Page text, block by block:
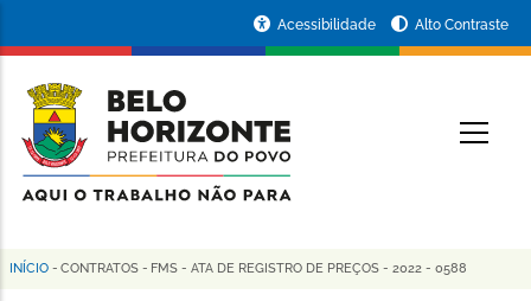
conteúdo
principal
da
Prefeitura
de
Horizonte
Acessibilidade Alto Contraste
Trilha
INÍCIO - CONTRATOS - FMS - ATA DE REGISTRO DE PREÇOS - 2022 - 0588